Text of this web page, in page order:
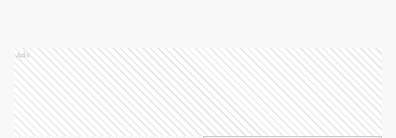
Ads